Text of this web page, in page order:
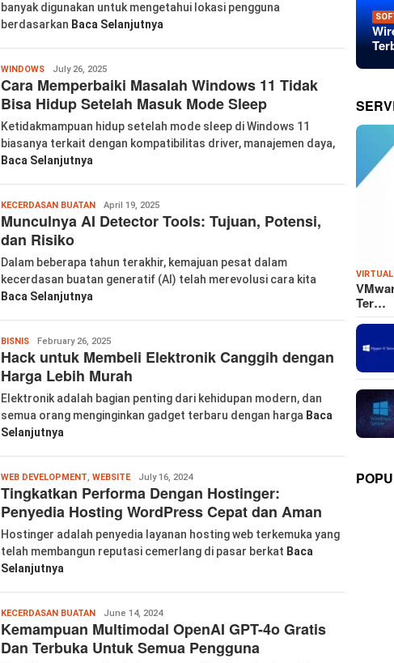
banyak digunakan untuk mengetahui lokasi pengguna
berdasarkan Baca Selanjutnya
WINDOWSlabkom99
July 26, 2025
Cara Memperbaiki Masalah Windows 11 Tidak
Bisa Hidup Setelah Masuk Mode Sleep
Ketidakmampuan hidup setelah mode sleep di Windows 11
biasanya terkait dengan kompatibilitas driver, manajemen daya,
Baca Selanjutnya
KECERDASAN BUATANlabkom99
April 19, 2025
Munculnya AI Detector Tools: Tujuan, Potensi,
dan Risiko
Dalam beberapa tahun terakhir, kemajuan pesat dalam
kecerdasan buatan generatif (AI) telah merevolusi cara kita
Baca Selanjutnya
BISNISlabkom99
February 26, 2025
Hack untuk Membeli Elektronik Canggih dengan
Harga Lebih Murah
Elektronik adalah bagian penting dari kehidupan modern, dan
semua orang menginginkan gadget terbaru dengan harga Baca
Selanjutnya
WEB DEVELOPMENT, WEBSITEWanglu
Piao
July 16, 2024
Tingkatkan Performa Dengan Hostinger:
Penyedia Hosting WordPress Cepat dan Aman
Hostinger adalah penyedia layanan hosting web terkemuka yang
telah membangun reputasi cemerlang di pasar berkat Baca
Selanjutnya
KECERDASAN BUATANlabkom99
June 14, 2024
Kemampuan Multimodal OpenAI GPT-4o Gratis
Dan Terbuka Untuk Semua Pengguna
VIRTUAL
Ter…